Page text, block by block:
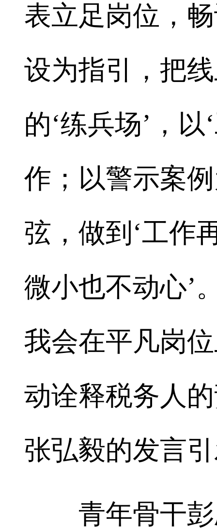
表立足岗位，
设为指引，把
的‘练兵场’，
作；以警示案
弦，做到‘工作
微小也不动心’
我会在平凡岗
动诠释税务人
张弘毅的发言
青年骨干彭